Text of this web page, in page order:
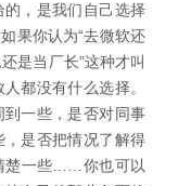
，是我们自己选择
果你认为“去微软还
是当厂长”这种才叫
都没有什么选择。
一些，是否对同事
是否把情况了解得
楚一些……你也可以